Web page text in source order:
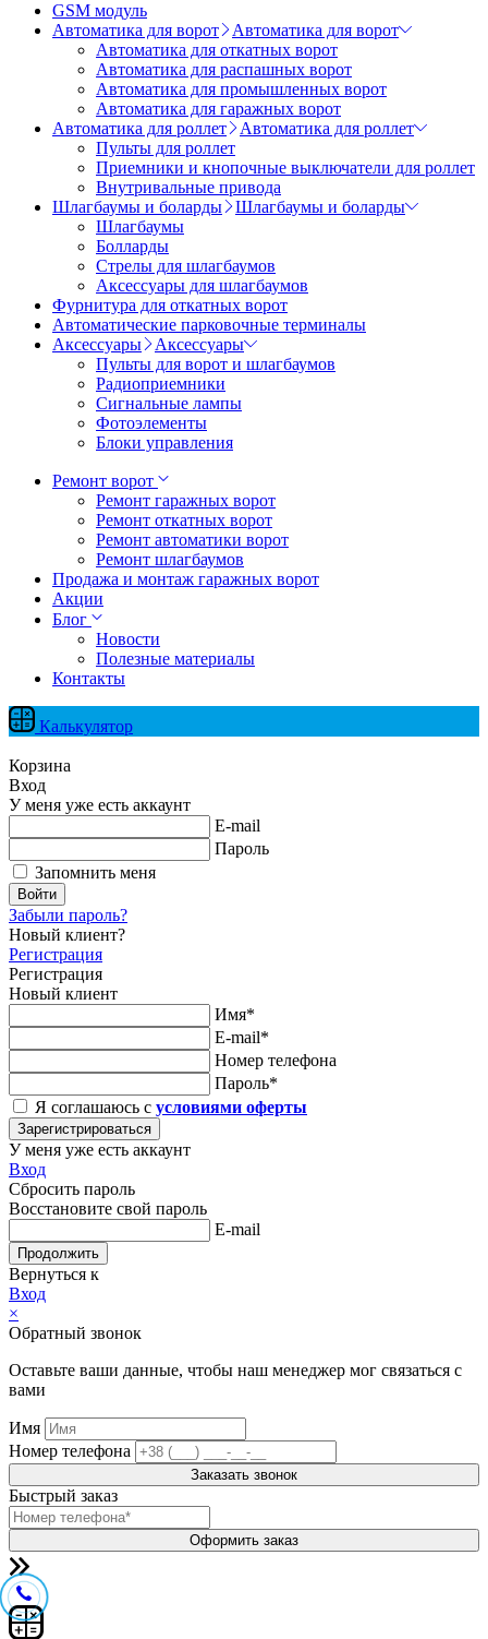
GSM модуль
Автоматика для ворот
Автоматика для ворот
Автоматика для откатных ворот
Автоматика для распашных ворот
Автоматика для промышленных ворот
Автоматика для гаражных ворот
Автоматика для роллет
Автоматика для роллет
Пульты для роллет
Приемники и кнопочные выключатели для роллет
Внутривальные привода
Шлагбаумы и боларды
Шлагбаумы и боларды
Шлагбаумы
Болларды
Стрелы для шлагбаумов
Аксессуары для шлагбаумов
Фурнитура для откатных ворот
Автоматические парковочные терминалы
Аксессуары
Аксессуары
Пульты для ворот и шлагбаумов
Радиоприемники
Сигнальные лампы
Фотоэлементы
Блоки управления
Ремонт ворот
Ремонт гаражных ворот
Ремонт откатных ворот
Ремонт автоматики ворот
Ремонт шлагбаумов
Продажа и монтаж гаражных ворот
Акции
Блог
Новости
Полезные материалы
Контакты
Калькулятор
Корзина
Вход
У меня уже есть аккаунт
E-mail
Пароль
Запомнить меня
Войти
Забыли пароль?
Новый клиент?
Регистрация
Регистрация
Новый клиент
Имя*
E-mail*
Номер телефона
Пароль*
Я соглашаюсь с условиями оферты
Зарегистрироваться
У меня уже есть аккаунт
Вход
Сбросить пароль
Восстановите свой пароль
E-mail
Продолжить
Вернуться к
Вход
×
Обратный звонок
Оставьте ваши данные, чтобы наш менеджер мог связаться с
вами
Имя
Номер телефона
Заказать звонок
Быстрый заказ
Оформить заказ